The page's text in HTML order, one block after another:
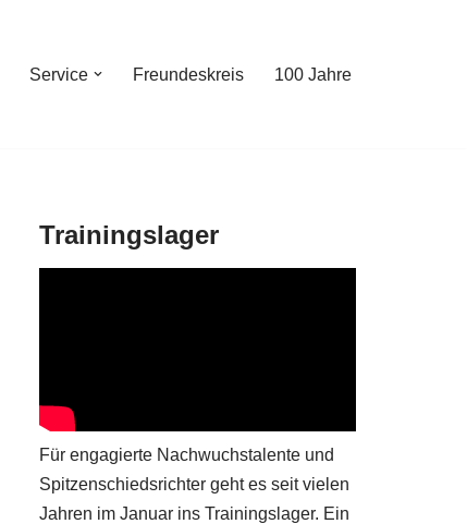
Service Freundeskreis 100 Jahre
Trainingslager
Für engagierte Nachwuchstalente und
Spitzenschiedsrichter geht es seit vielen
Jahren im Januar ins Trainingslager. Ein